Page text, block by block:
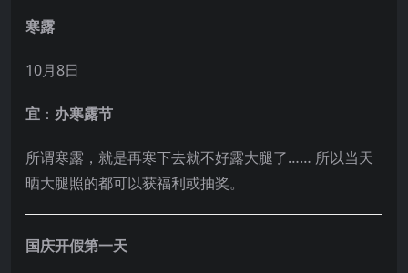
寒露
10月8日
宜 ： 办寒露节
所谓寒露，就是再寒下去就不好露大腿了…… 所以当天
晒大腿照的都可以获福利或抽奖。
国庆开假第一天